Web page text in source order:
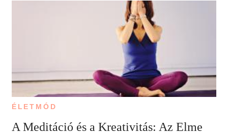
ÉLETMÓD
A Meditáció és a Kreativitás: Az Elme